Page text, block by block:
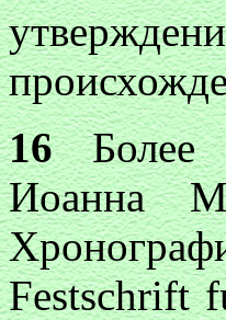
16Более
Иоанна
Festschrift